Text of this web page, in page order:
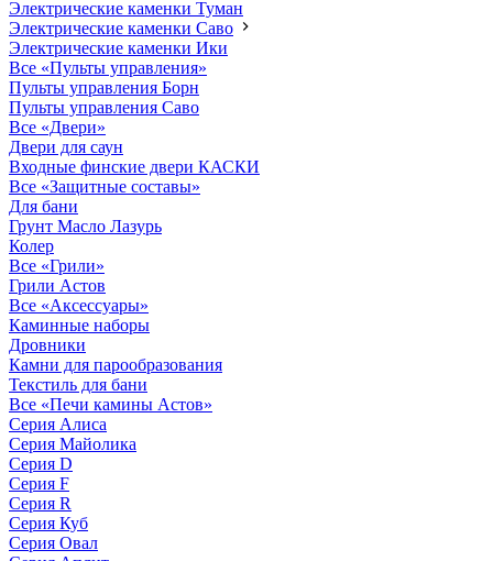
Электрические каменки Туман
Электрические каменки Саво
Электрические каменки Ики
Все «Пульты управления»
Пульты управления Борн
Пульты управления Саво
Все «Двери»
Двери для саун
Входные финские двери КАСКИ
Все «Защитные составы»
Для бани
Грунт Масло Лазурь
Колер
Все «Грили»
Грили Астов
Все «Аксессуары»
Каминные наборы
Дровники
Камни для парообразования
Текстиль для бани
Все «Печи камины Астов»
Серия Алиса
Серия Майолика
Серия D
Серия F
Серия R
Серия Куб
Серия Овал